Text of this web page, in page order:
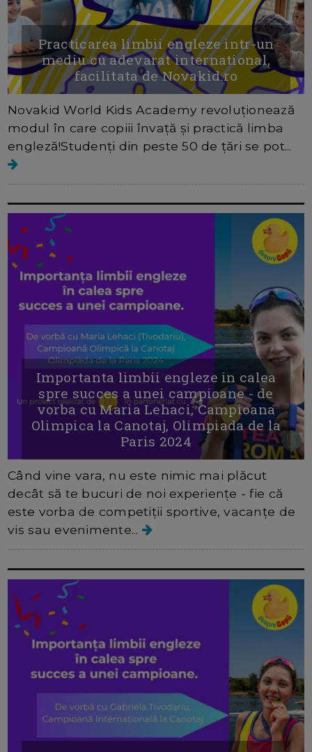
Practicarea limbii engleze intr-un
mediu cu adevarat international,
facilitata de Novakid.ro
Novakid World Kids Academy revoluționează
modul în care copiii învață și practică limba
engleză!Studenți din peste 50 de țări se pot...
Importanta limbii engleze in calea
spre succes a unei campioane - de
vorba cu Maria Lehaci, Campioana
Olimpica la Canotaj, Olimpiada de la
Paris 2024
Când vine vara, nu este nimic mai plăcut
decât să te bucuri de noi experiențe - fie că
este vorba de competiții sportive, vacanțe de
vis sau evenimente...